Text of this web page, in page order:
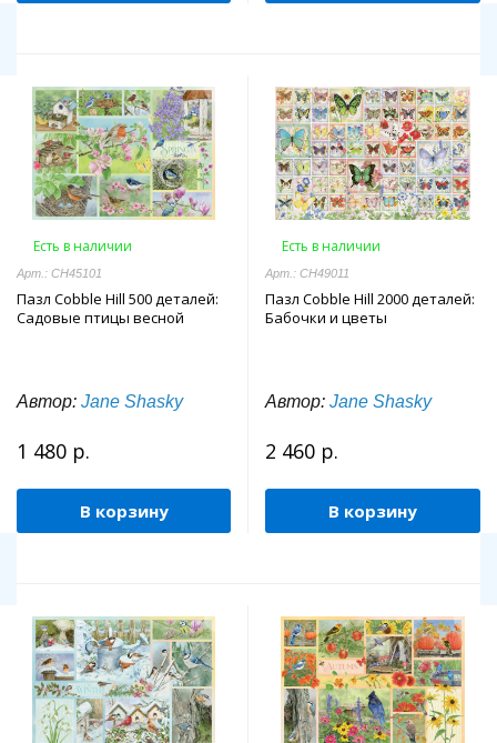
Есть в наличии
Арт.: CH45101
Пазл Cobble Hill 500 деталей:
Садовые птицы весной
Автор: Jane Shasky
1 480 р.
В корзину
Есть в наличии
Арт.: CH49011
Пазл Cobble Hill 2000 деталей:
Бабочки и цветы
Автор: Jane Shasky
2 460 р.
В корзину